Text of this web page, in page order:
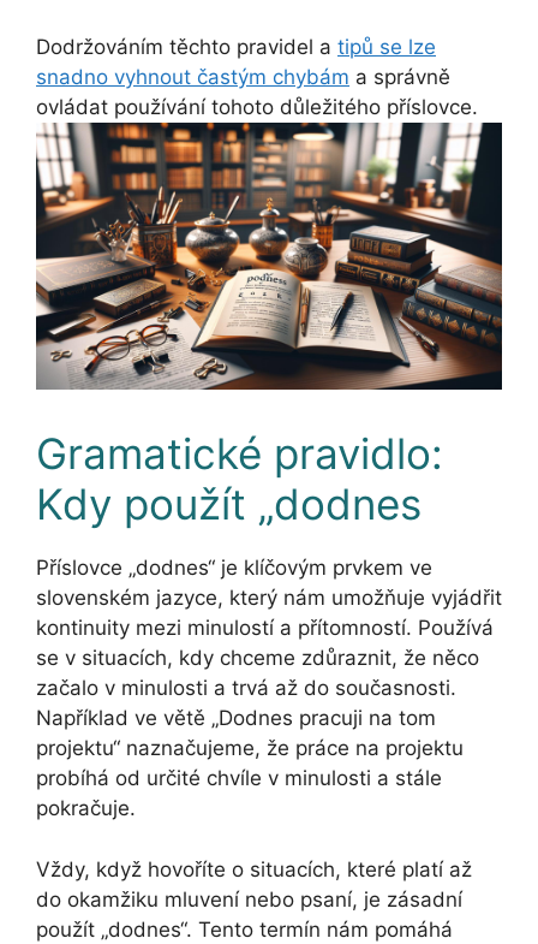
Dodržováním těchto pravidel a tipů se lze
snadno vyhnout častým chybám a správně
ovládat používání tohoto důležitého příslovce.
Gramatické pravidlo:
Kdy použít „dodnes
Příslovce „dodnes“ je klíčovým prvkem ve
slovenském jazyce, který nám umožňuje vyjádřit
kontinuity mezi minulostí a přítomností. Používá
se v situacích, kdy chceme zdůraznit, že něco
začalo v minulosti a trvá až do současnosti.
Například ve větě „Dodnes pracuji na tom
projektu“ naznačujeme, že práce na projektu
probíhá od určité chvíle v minulosti a stále
pokračuje.
Vždy, když hovoříte o situacích, které platí až
do okamžiku mluvení nebo psaní, je zásadní
použít „dodnes“. Tento termín nám pomáhá